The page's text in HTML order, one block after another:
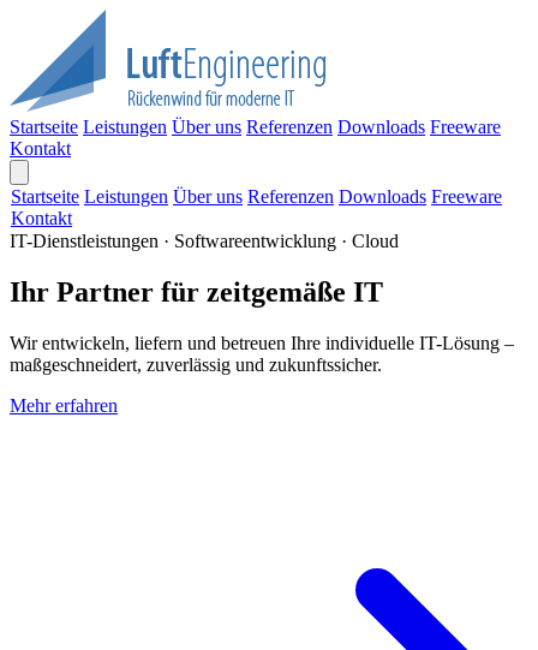
Startseite Leistungen Über uns Referenzen Downloads Freeware
Kontakt
Startseite Leistungen Über uns Referenzen Downloads Freeware
Kontakt
IT-Dienstleistungen · Softwareentwicklung · Cloud
Ihr Partner für zeitgemäße IT
Wir entwickeln, liefern und betreuen Ihre individuelle IT-Lösung –
maßgeschneidert, zuverlässig und zukunftssicher.
Mehr erfahren